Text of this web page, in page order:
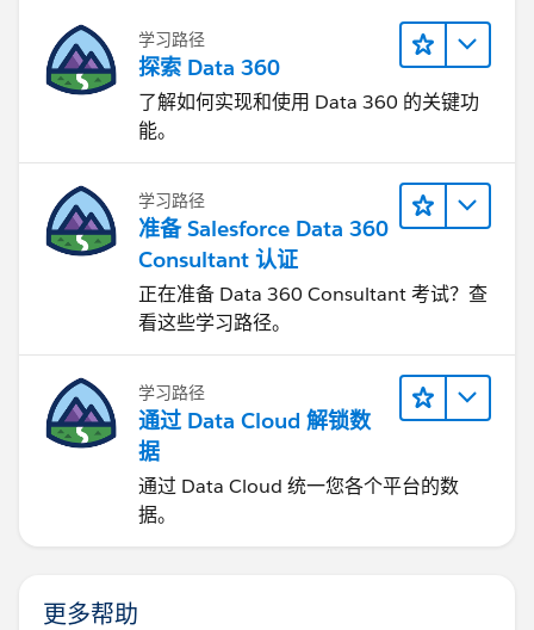
学习路径
探索 Data 360
了解如何实现和使用 Data 360 的关键功
能。
学习路径
准备 Salesforce Data 360
Consultant 认证
正在准备 Data 360 Consultant 考试？查
看这些学习路径。
学习路径
通过 Data Cloud 解锁数
据
通过 Data Cloud 统一您各个平台的数
据。
更多帮助